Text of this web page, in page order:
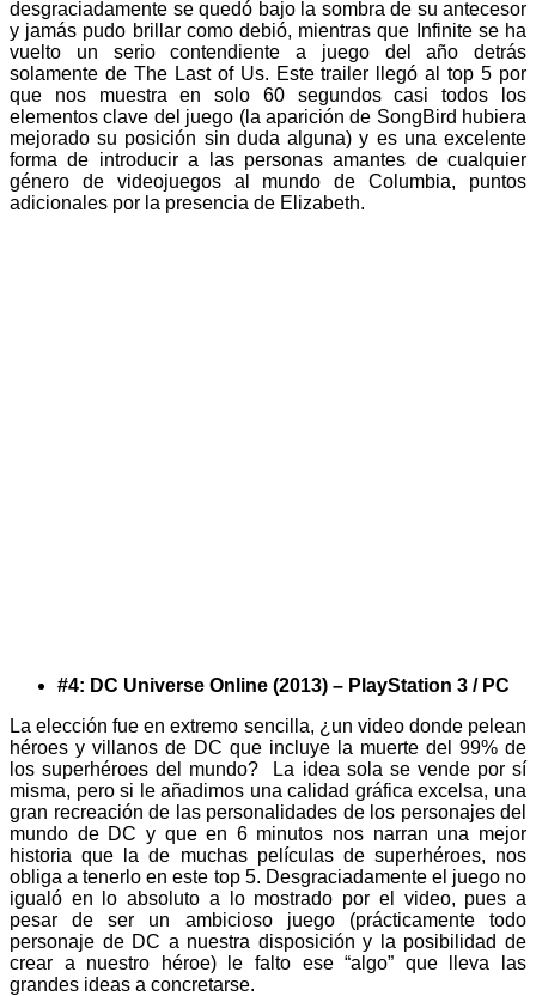
desgraciadamente se quedó bajo la sombra de su antecesor
y jamás pudo brillar como debió, mientras que Infinite se ha
vuelto un serio contendiente a juego del año detrás
solamente de The Last of Us. Este trailer llegó al top 5 por
que nos muestra en solo 60 segundos casi todos los
elementos clave del juego (la aparición de SongBird hubiera
mejorado su posición sin duda alguna) y es una excelente
forma de introducir a las personas amantes de cualquier
género de videojuegos al mundo de Columbia, puntos
adicionales por la presencia de Elizabeth.
#4: DC Universe Online (2013) – PlayStation 3 / PC
La elección fue en extremo sencilla, ¿un video donde pelean
héroes y villanos de DC que incluye la muerte del 99% de
los superhéroes del mundo? La idea sola se vende por sí
misma, pero si le añadimos una calidad gráfica excelsa, una
gran recreación de las personalidades de los personajes del
mundo de DC y que en 6 minutos nos narran una mejor
historia que la de muchas películas de superhéroes, nos
obliga a tenerlo en este top 5. Desgraciadamente el juego no
igualó en lo absoluto a lo mostrado por el video, pues a
pesar de ser un ambicioso juego (prácticamente todo
personaje de DC a nuestra disposición y la posibilidad de
crear a nuestro héroe) le falto ese “algo” que lleva las
grandes ideas a concretarse.